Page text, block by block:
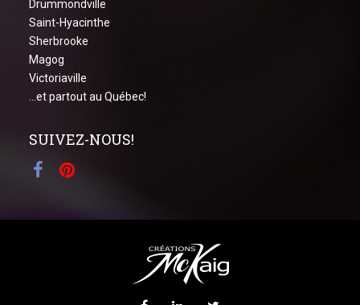
Drummondville
Saint-Hyacinthe
Sherbrooke
Magog
Victoriaville
...et partout au Québec!
SUIVEZ-NOUS!